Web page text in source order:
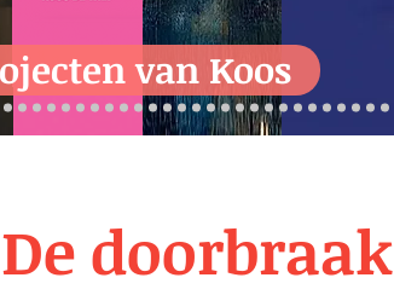
van Koos
De doorbraak